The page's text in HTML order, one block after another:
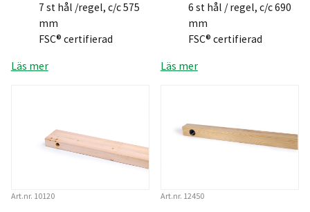
7 st hål /regel, c/c 575
mm
FSC® certifierad
Läs mer
6 st hål / regel, c/c 690
mm
FSC® certifierad
Läs mer
Art.nr. 10120 Art.nr. 12450